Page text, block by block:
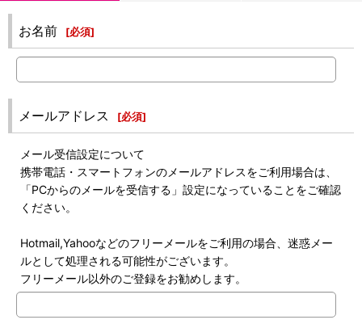
お名前 [必須]
メールアドレス [必須]
メール受信設定について
携帯電話・スマートフォンのメールアドレスをご利用場合は、
「PCからのメールを受信する」設定になっていることをご確認
ください。
Hotmail,Yahooなどのフリーメールをご利用の場合、迷惑メー
ルとして処理される可能性がございます。
フリーメール以外のご登録をお勧めします。